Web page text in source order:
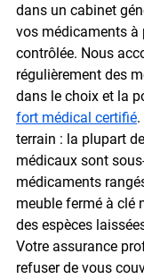
dans un cabinet
vos médicaments à
contrôlée. Nous
régulièrement des
dans le choix et la
fort médical certifié
terrain : la plupart
médicaux sont
médicaments
meuble fermé à clé
des espèces
Votre assurance
refuser de vous